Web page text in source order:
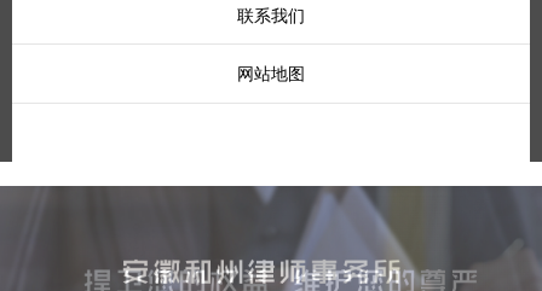
联系我们
网站地图